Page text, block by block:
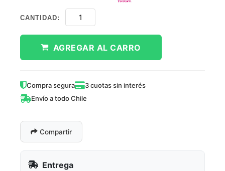
CANTIDAD:
AGREGAR AL CARRO
Compra segura
3 cuotas sin interés
Envío a todo Chile
Compartir
Entrega